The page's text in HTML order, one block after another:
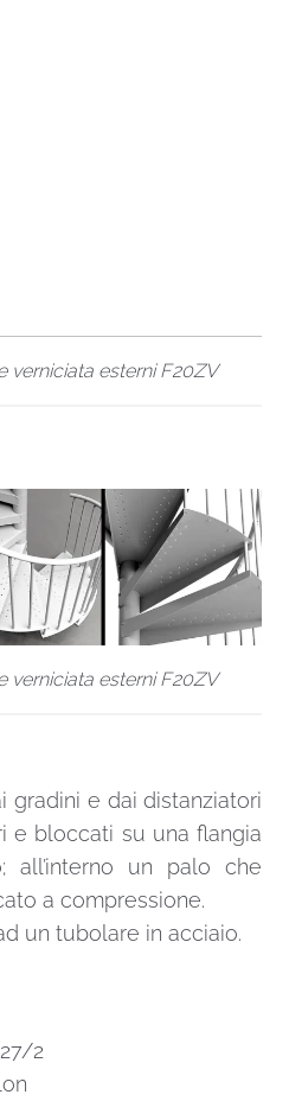
verniciata esterni F20ZV
verniciata esterni F20ZV
gradini e dai distanziatori
e bloccati su una flangia
all’interno un palo che
a compressione.
un tubolare in acciaio.
2